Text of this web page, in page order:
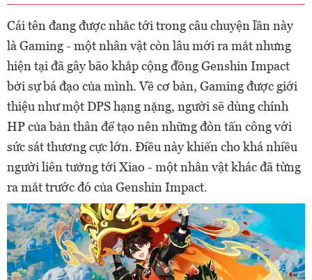
Cái tên đang được nhắc tới trong câu chuyện lần này
là Gaming - một nhân vật còn lâu mới ra mắt nhưng
hiện tại đã gây bão khắp cộng đồng Genshin Impact
bởi sự bá đạo của mình. Về cơ bản, Gaming được giới
thiệu như một DPS hạng nặng, người sẽ dùng chính
HP của bản thân để tạo nên những đòn tấn công với
sức sát thương cực lớn. Điều này khiến cho khá nhiều
người liên tưởng tới Xiao - một nhân vật khác đã từng
ra mắt trước đó của Genshin Impact.